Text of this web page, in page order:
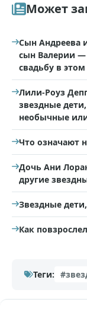
Может
Сын Андреева
сын Валерии —
свадьбу в этом
Лили-Роуз
звездные
необычные
Что означают
Дочь Ани
другие
Звездные
Как
Теги: